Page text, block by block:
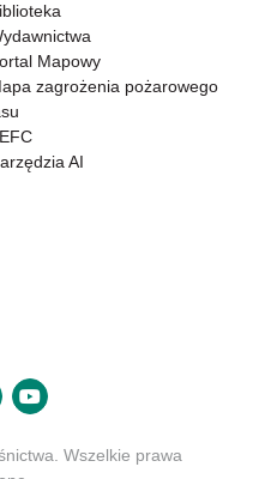
Mapowy
zagrożenia pożarowego
AI
Wszelkie prawa